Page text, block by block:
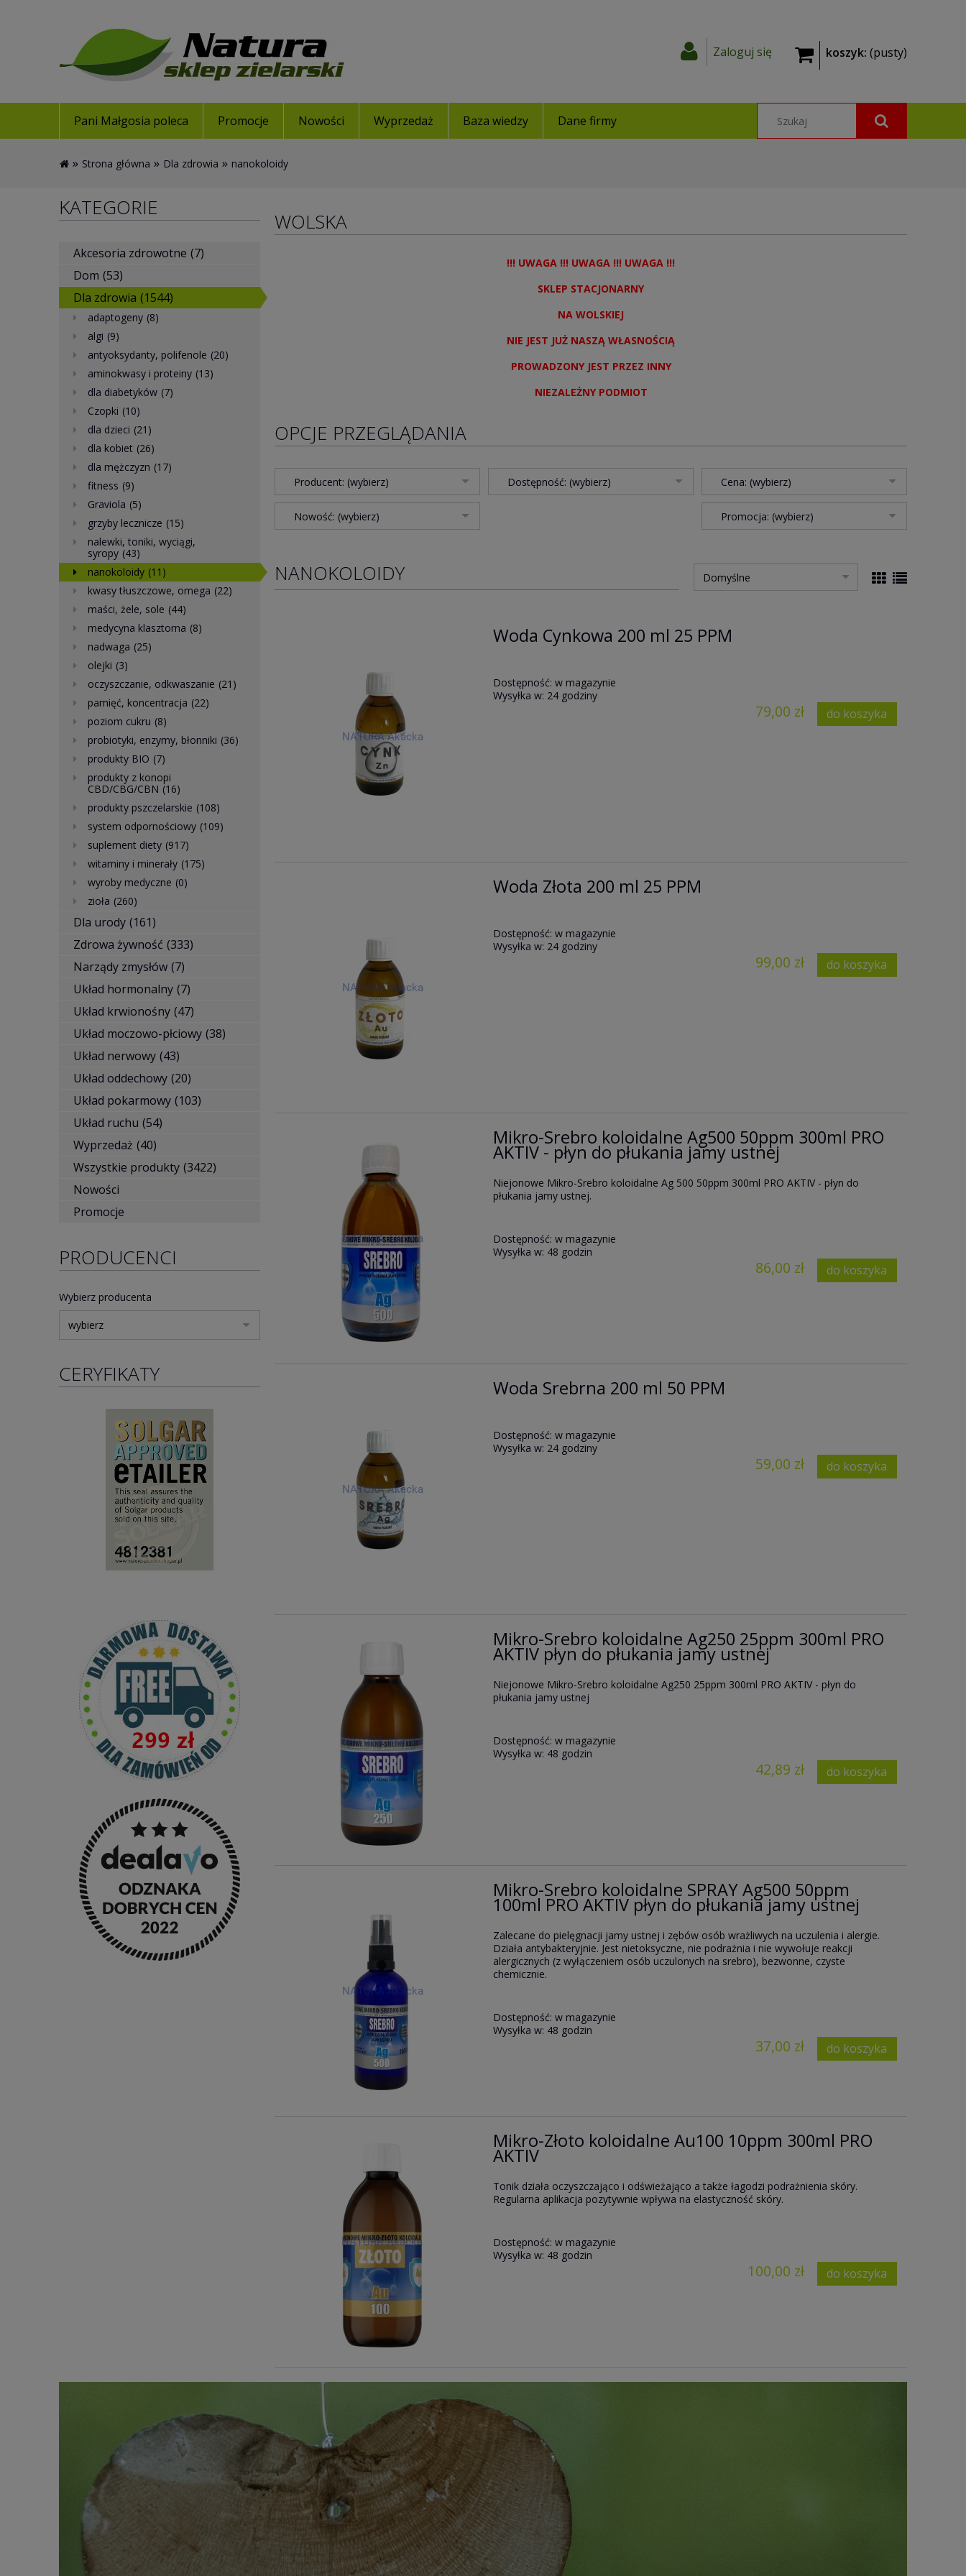
koszyk: (pusty)
Zaloguj się
Pani Małgosia poleca Promocje Nowości Wyprzedaż Baza wiedzy Dane firmy
» Strona główna » Dla zdrowia » nanokoloidy
KATEGORIE
Akcesoria zdrowotne (7)
Dom (53)
Dla zdrowia (1544)
adaptogeny (8)
algi (9)
antyoksydanty, polifenole (20)
aminokwasy i proteiny (13)
dla diabetyków (7)
Czopki (10)
dla dzieci (21)
dla kobiet (26)
dla mężczyzn (17)
fitness (9)
Graviola (5)
grzyby lecznicze (15)
nalewki, toniki, wyciągi,
syropy (43)
nanokoloidy (11)
kwasy tłuszczowe, omega (22)
maści, żele, sole (44)
medycyna klasztorna (8)
nadwaga (25)
olejki (3)
oczyszczanie, odkwaszanie (21)
pamięć, koncentracja (22)
poziom cukru (8)
probiotyki, enzymy, błonniki (36)
produkty BIO (7)
produkty z konopi
CBD/CBG/CBN (16)
produkty pszczelarskie (108)
system odpornościowy (109)
suplement diety (917)
witaminy i minerały (175)
wyroby medyczne (0)
zioła (260)
Dla urody (161)
Zdrowa żywność (333)
Narządy zmysłów (7)
Układ hormonalny (7)
Układ krwionośny (47)
Układ moczowo-płciowy (38)
Układ nerwowy (43)
Układ oddechowy (20)
Układ pokarmowy (103)
Układ ruchu (54)
Wyprzedaż (40)
Wszystkie produkty (3422)
Nowości
Promocje
PRODUCENCI
Wybierz producenta
CERYFIKATY
WOLSKA
!!! UWAGA !!! UWAGA !!! UWAGA !!!
SKLEP STACJONARNY
NA WOLSKIEJ
NIE JEST JUŻ NASZĄ WŁASNOŚCIĄ
PROWADZONY JEST PRZEZ INNY
NIEZALEŻNY PODMIOT
OPCJE PRZEGLĄDANIA
Producent: (wybierz) Dostępność: (wybierz) Cena: (wybierz)
Nowość: (wybierz) Promocja: (wybierz)
NANOKOLOIDY
Woda Cynkowa 200 ml 25 PPM
Dostępność: w magazynie
Wysyłka w: 24 godziny
79,00 zł do koszyka
Woda Złota 200 ml 25 PPM
Dostępność: w magazynie
Wysyłka w: 24 godziny
99,00 zł do koszyka
Mikro-Srebro koloidalne Ag500 50ppm 300ml PRO
AKTIV - płyn do płukania jamy ustnej
Niejonowe Mikro-Srebro koloidalne Ag 500 50ppm 300ml PRO AKTIV - płyn do
płukania jamy ustnej.
Dostępność: w magazynie
Wysyłka w: 48 godzin
86,00 zł do koszyka
Woda Srebrna 200 ml 50 PPM
Dostępność: w magazynie
Wysyłka w: 24 godziny
59,00 zł do koszyka
Mikro-Srebro koloidalne Ag250 25ppm 300ml PRO
AKTIV płyn do płukania jamy ustnej
Niejonowe Mikro-Srebro koloidalne Ag250 25ppm 300ml PRO AKTIV - płyn do
płukania jamy ustnej
Dostępność: w magazynie
Wysyłka w: 48 godzin
42,89 zł do koszyka
Mikro-Srebro koloidalne SPRAY Ag500 50ppm
100ml PRO AKTIV płyn do płukania jamy ustnej
Zalecane do pielęgnacji jamy ustnej i zębów osób wrażliwych na uczulenia i alergie.
Działa antybakteryjnie. Jest nietoksyczne, nie podrażnia i nie wywołuje reakcji
alergicznych (z wyłączeniem osób uczulonych na srebro), bezwonne, czyste
chemicznie.
Dostępność: w magazynie
Wysyłka w: 48 godzin
37,00 zł do koszyka
Mikro-Złoto koloidalne Au100 10ppm 300ml PRO
AKTIV
Tonik działa oczyszczająco i odświeżająco a także łagodzi podrażnienia skóry.
Regularna aplikacja pozytywnie wpływa na elastyczność skóry.
Dostępność: w magazynie
Wysyłka w: 48 godzin
100,00 zł do koszyka